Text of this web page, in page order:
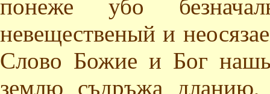
понеже убо
невещественый и
Слово Божие и Бог
землю съдръжа